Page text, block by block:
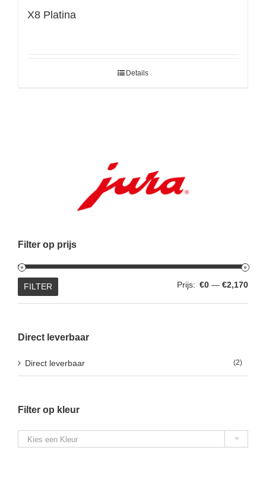
X8 Platina
Details
Filter op prijs
Min.
Max.
FILTER Prijs: €0 — €2,170
Direct leverbaar
Direct leverbaar (2)
Filter op kleur
Kies een Kleur